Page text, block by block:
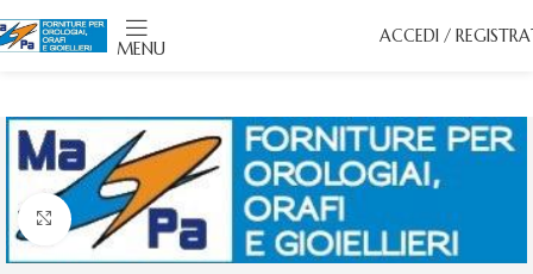
MENU
ACCEDI /
Click to enlarge